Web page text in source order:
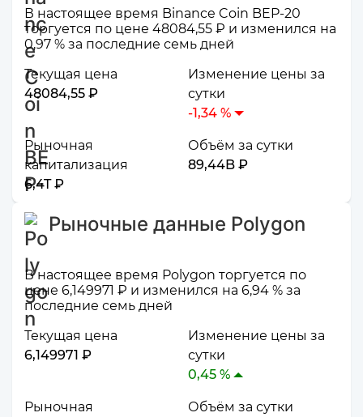
В настоящее время Binance Coin BEP-20
торгуется по цене 48084,55 ₽ и изменился на
0,97 % за последние семь дней
Текущая цена
48084,55 ₽
Изменение цены за
сутки
-1,34 %
Рыночная
капитализация
6,4T ₽
Объём за сутки
89,44B ₽
Рыночные данные Polygon
В настоящее время Polygon торгуется по
цене 6,149971 ₽ и изменился на 6,94 % за
последние семь дней
Текущая цена
6,149971 ₽
Изменение цены за
сутки
0,45 %
Рыночная
Объём за сутки